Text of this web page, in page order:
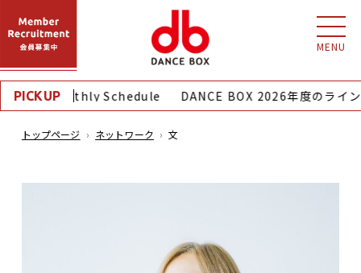
MENU
PICKUP
8月｜Monthly Schedule DANCE BOX 2026年度のライ
トップページ ネットワーク 文